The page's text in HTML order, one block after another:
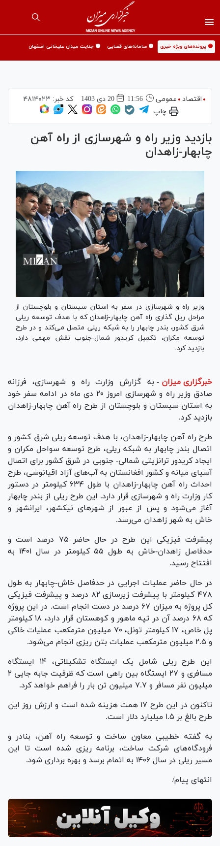
🟡 پرونده‌های ویژه خبری 🟡 سامانه‌های قضایی 🟡 جنایت میدان علیخانی اصفهان
اقتصاد عمومی 11:56 20 دی 1403 کد خبر: ۴۸۱۴۰۲۳
چاپ
بازدید وزیر راه و شهرسازی از راه آهن
چابهار-زاهدان
وزیر راه و شهرسازی در سفر به استان سیستان و بلوچستان از
مراحل ریل گذاری راه آهن چابهار-زاهدان که با هدف توسعه ریلی
شرق کشور، بندر چابهار را به شبکه ریلی متصل می‌کند و در طرح
توسعه مکران، تکمیل کریدور شمال-جنوب نقش مهمی دارد،
بازدید کرد.
خبرگزاری میزان - به گزارش وزارت راه و شهرسازی، فرزانه
صادق وزیر راه و شهرسازی امروز ۲۰ دی ماه در ادامه سفر خود
به استان سیستان و بلوچستان از طرح راه آهن چابهار-زاهدان
بازدید کرد.
طرح راه آهن چابهار-زاهدان، با هدف توسعه ریلی شرق کشور و
اتصال بندر چابهار به شبکه ریلی، طرح توسعه سواحل مکران و
ایجاد کریدور ترانزیتی شمالی- جنوبی در شرق کشور برای اتصال
آسیای میانه و کشور افغانستان به آب‌های آزاد اقیانوسی، طرح
احداث راه آهن چابهار-زاهدان با طول ۶۳۴ کیلومتر در دستور
کار وزارت راه و شهرسازی قرار دارد. این طرح ریلی از بندر چابهار
آغاز می‌شود و پس از عبور از شهر‌های نیکشهر، ایرانشهر و
خاش به شهر زاهدان می‌رسد.
پیشرفت فیزیکی این طرح در حال حاضر ۷۵ درصد است و
حدفاصل زاهدان-خاش به طول ۵۵ کیلومتر در سال ۱۴۰۱ به
افتتاح رسید.
در حال حاضر عملیات اجرایی در حدفاصل خاش-چابهار به طول
۴۷۸ کیلومتر با پیشرفت زیرسازی ۸۲ درصد و پیشرفت فیزیکی
کل پروژه به میزان ۶۷ درصد در دست انجام است. در این پروژه
که ۶۸ درصد آن در تپه ماهور و کوهستان قرار دارد، ۱۸ کیلومتر
پل خاص، ۱۷ کیلومتر تونل، ۷۰ میلیون مترمکعب عملیات خاکی
و ۲.۵ میلیون مترمکعب عملیات بتن ریزی انجام می‌شود.
این طرح ریلی شامل یک ایستگاه تشکیلاتی، ۱۴ ایستگاه
مسافری و ۲۷ ایستگاه بین راهی است که ظرفیت جابه جایی ۲
میلیون نفر مسافر و ۷.۷ میلیون تن بار را فراهم خواهد کرد.
تاکنون در این طرح ۱۷ همت هزینه شده است و ارزش روز این
طرح بالغ بر ۱.۵ میلیارد دلار است.
به گفته خطیبی معاون ساخت و توسعه راه آهن، بنادر و
فرودگاه‌های شرکت ساخت، برنامه ریزی شده است تا این
مسیر ریلی در سال ۱۴۰۶ به اتمام برسد و بهره برداری شود.
انتهای پیام/